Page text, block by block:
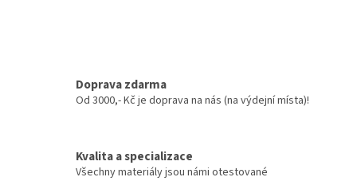
Doprava zdarma
Od 3000,- Kč je doprava na nás (na výdejní místa)!
Kvalita a specializace
Všechny materiály jsou námi otestované